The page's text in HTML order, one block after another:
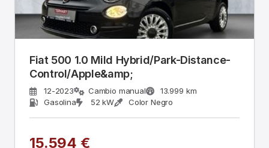
Fiat 500 1.0 Mild Hybrid/Park-Distance-
Control/Apple&amp;
12-2023 Cambio manual
13.999 km
Gasolina
52 kW Color Negro
15.594 €